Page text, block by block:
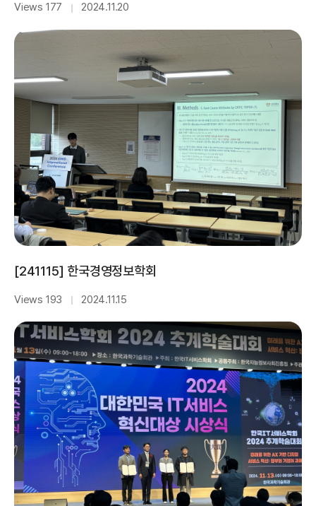
Views 177 ｜ 2024.11.20
[241115] 한국경영정보학회
Views 193 ｜ 2024.11.15